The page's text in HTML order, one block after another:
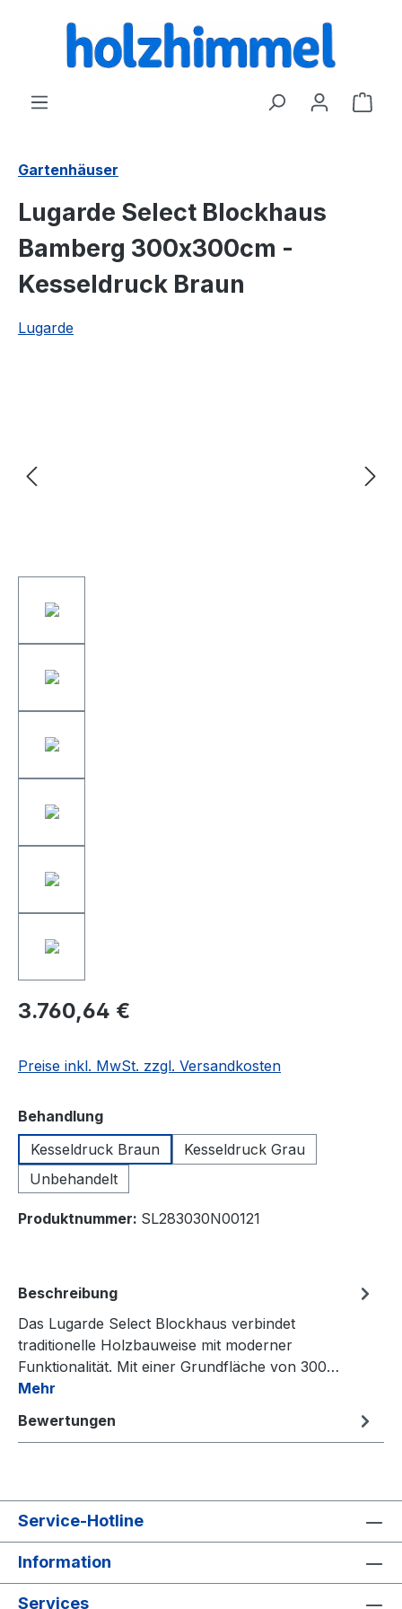
springen
Gartenhäuser
Lugarde Select Blockhaus
Bamberg 300x300cm -
Kesseldruck Braun
Lugarde
3.760,64 €
Preise inkl. MwSt. zzgl. Versandkosten
Behandlungauswählen
Kesseldruck Braun
Kesseldruck Grau
Unbehandelt
Produktnummer: SL283030N00121
Beschreibung
Das Lugarde Select Blockhaus verbindet
traditionelle Holzbauweise mit moderner
Funktionalität. Mit einer Grundfläche von 300…
Mehr
Bewertungen
Service-Hotline
Information
Services